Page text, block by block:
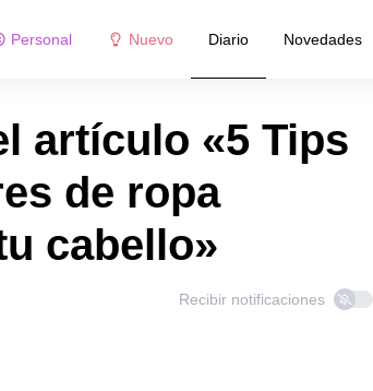
Personal Nuevo Diario Novedades
artículo «5 Tips
de ropa
cabello»
Recibir notificaciones